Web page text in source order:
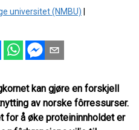
universitet (NMBU)
kan gjøre en forskjell
av norske fôrressurser.
for å øke proteininnholdet er